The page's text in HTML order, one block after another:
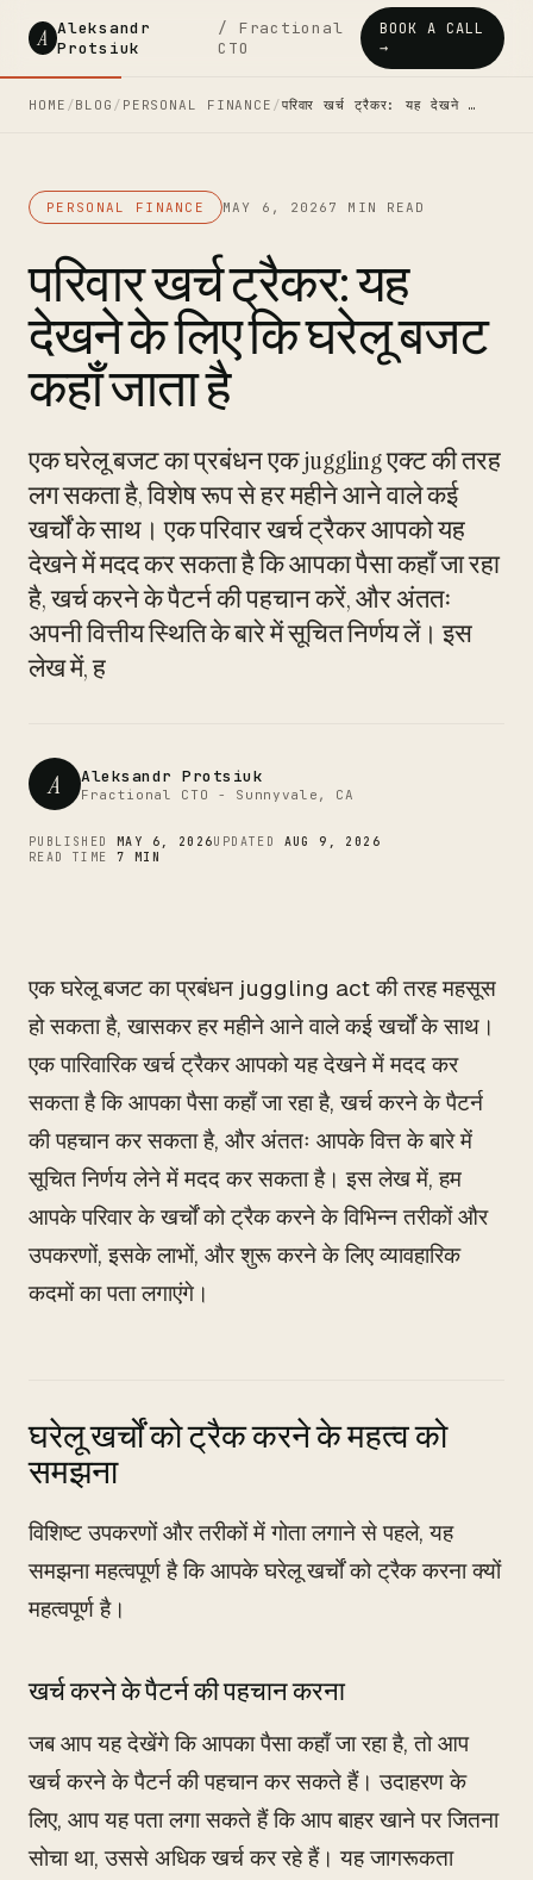
A Aleksandr
Protsiuk
/ Fractional
CTO
BOOK A CALL
→
HOME /BLOG / PERSONAL FINANCE /परिवार खर्च ट्रैकर: यह देखने …
PERSONAL FINANCE MAY 6, 2026 7 MIN READ
परिवार खर्च ट्रैकर: यह
देखने के लिए कि घरेलू बजट
कहाँ जाता है
एक घरेलू बजट का प्रबंधन एक juggling एक्ट की तरह
लग सकता है, विशेष रूप से हर महीने आने वाले कई
खर्चों के साथ। एक परिवार खर्च ट्रैकर आपको यह
देखने में मदद कर सकता है कि आपका पैसा कहाँ जा रहा
है, खर्च करने के पैटर्न की पहचान करें, और अंततः
अपनी वित्तीय स्थिति के बारे में सूचित निर्णय लें। इस
लेख में, ह
A Aleksandr Protsiuk
Fractional CTO - Sunnyvale, CA
PUBLISHED MAY 6, 2026UPDATED AUG 9, 2026
READ TIME 7 MIN
एक घरेलू बजट का प्रबंधन juggling act की तरह महसूस
हो सकता है, खासकर हर महीने आने वाले कई खर्चों के साथ।
एक पारिवारिक खर्च ट्रैकर आपको यह देखने में मदद कर
सकता है कि आपका पैसा कहाँ जा रहा है, खर्च करने के पैटर्न
की पहचान कर सकता है, और अंततः आपके वित्त के बारे में
सूचित निर्णय लेने में मदद कर सकता है। इस लेख में, हम
आपके परिवार के खर्चों को ट्रैक करने के विभिन्न तरीकों और
उपकरणों, इसके लाभों, और शुरू करने के लिए व्यावहारिक
कदमों का पता लगाएंगे।
घरेलू खर्चों को ट्रैक करने के महत्व को
समझना
विशिष्ट उपकरणों और तरीकों में गोता लगाने से पहले, यह
समझना महत्वपूर्ण है कि आपके घरेलू खर्चों को ट्रैक करना क्यों
महत्वपूर्ण है।
खर्च करने के पैटर्न की पहचान करना
जब आप यह देखेंगे कि आपका पैसा कहाँ जा रहा है, तो आप
खर्च करने के पैटर्न की पहचान कर सकते हैं। उदाहरण के
लिए, आप यह पता लगा सकते हैं कि आप बाहर खाने पर जितना
सोचा था, उससे अधिक खर्च कर रहे हैं। यह जागरूकता